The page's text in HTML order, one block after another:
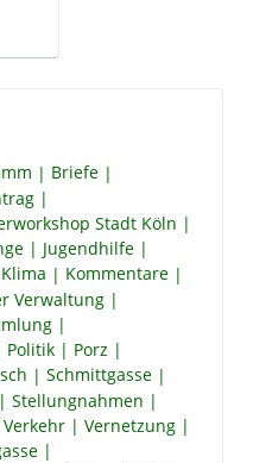
Briefe
Stadt Köln
Jugendhilfe
Klima
Kommentare
Verwaltung
Politik
Porz
Schmittgasse
Stellungnahmen
Verkehr
Vernetzung